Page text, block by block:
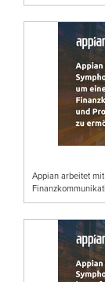
Appian arbeitet